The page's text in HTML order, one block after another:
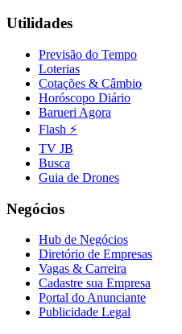
Utilidades
Previsão do Tempo
Loterias
Cotações & Câmbio
Horóscopo Diário
Barueri Agora
Flash ⚡
TV JB
Busca
Guia de Drones
Negócios
Hub de Negócios
Diretório de Empresas
Vagas & Carreira
Cadastre sua Empresa
Portal do Anunciante
Publicidade Legal